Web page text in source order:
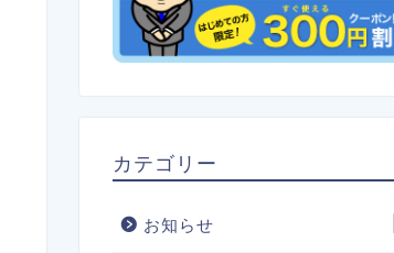
カテゴリー
お知らせ